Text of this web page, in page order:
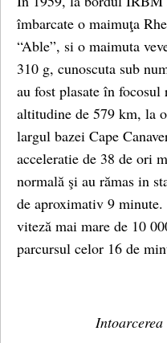
îmbarcate o maimuţa
“Able”, si o maimuta
310 g, cunoscuta sub
au fost plasate în
altitudine de 579 km, la
largul bazei Cape
acceleratie de 38 de ori
normală şi au rămas in
de aproximativ 9 minute.
viteză mai mare de 10
parcursul celor 16 de